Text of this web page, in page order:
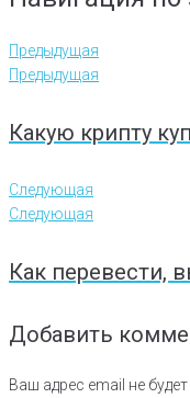
Предыдущая
Предыдущая
Какую крипту
Следующая
Следующая
Как перевести,
Добавить
Ваш адрес email не